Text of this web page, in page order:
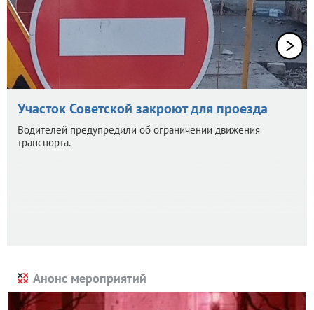
Участок Советской закроют для проезда
Водителей предупредили об ограничении движения
транспорта.
Анонс мероприятий